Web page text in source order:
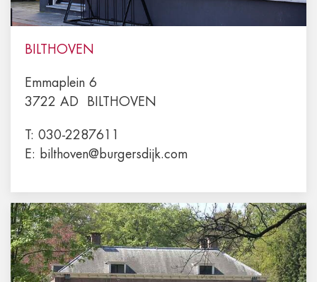
BILTHOVEN
Emmaplein 6
3722 AD
BILTHOVEN
T: 030-2287611
E:
bilthoven@burgersdijk.com